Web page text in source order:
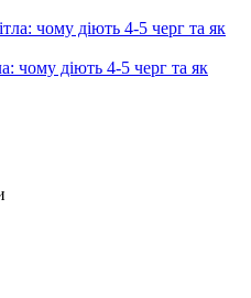
чому діють 4-5 черг та як